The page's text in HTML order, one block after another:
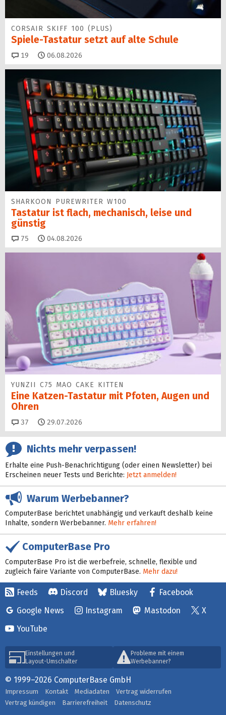
CORSAIR SKIFF 100 (PLUS)
Spiele-Tastatur setzt auf alte Schule
19 Kommentare
06.08.2026
SHARKOON PUREWRITER W100
Tastatur ist flach, mechanisch, leise und
günstig
75 Kommentare
04.08.2026
YUNZII C75 MAO CAKE KITTEN
Eine Katzen-Tastatur mit Pfoten, Augen und
Ohren
37 Kommentare
29.07.2026
Nichts mehr verpassen!
Erhalte eine Push-Benachrichtigung (oder einen Newsletter) bei
Erscheinen neuer Tests und Berichte: Jetzt anmelden!
Warum Werbebanner?
ComputerBase berichtet unabhängig und verkauft deshalb keine
Inhalte, sondern Werbebanner. Mehr erfahren!
ComputerBase Pro
ComputerBase Pro ist die werbefreie, schnelle, flexible und
zugleich faire Variante von ComputerBase. Mehr dazu!
Feeds Discord Bluesky
Facebook
Google News
Instagram Mastodon
X
YouTube
Einstellungen und
Layout-Umschalter
Probleme mit einem
Werbebanner?
© 1999–2026 ComputerBase GmbH
Impressum Kontakt Mediadaten
Vertrag widerrufen
Vertrag kündigen
Barrierefreiheit Datenschutz